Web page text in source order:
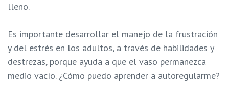
lleno.
Es importante desarrollar el manejo de la frustración
y del estrés en los adultos, a través de habilidades y
destrezas, porque ayuda a que el vaso permanezca
medio vacío. ¿Cómo puedo aprender a autoregularme?